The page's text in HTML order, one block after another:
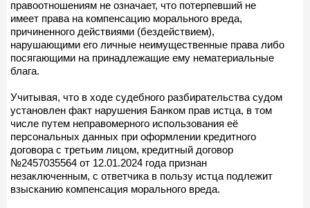
правоотношениям не означает, что потерпевший не
имеет права на компенсацию морального вреда,
причиненного действиями (бездействием),
нарушающими его личные неимущественные права либо
посягающими на принадлежащие ему нематериальные
блага.
Учитывая, что в ходе судебного разбирательства судом
установлен факт нарушения Банком прав истца, в том
числе путем неправомерного использования её
персональных данных при оформлении кредитного
договора с третьим лицом, кредитный договор
№2457035564 от 12.01.2024 года признан
незаключенным, с ответчика в пользу истца подлежит
взысканию компенсация морального вреда.